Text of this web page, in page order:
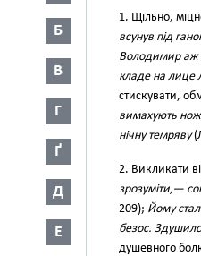
Б
В
Г
Ґ
Д
Е
1. Щільно,
всунув під
Володимир аж
кладе на лице
стискувати,
вимахують
нічну темряву
2. Викликати
зрозуміти,—
209); Йому
безос.
душевного